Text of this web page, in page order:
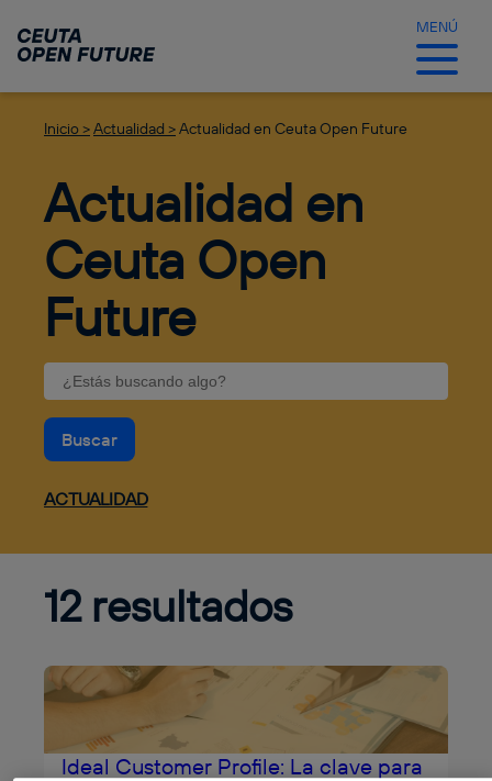
contenido
principal
MENÚ
Inicio >Actualidad >Actualidad en Ceuta Open Future
Actualidad en
Ceuta Open
Future
Buscar
ACTUALIDAD
12 resultados
Ideal Customer Profile: La clave para